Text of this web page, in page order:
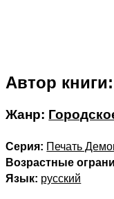
Автор книги:
Жанр:
Серия: Печать
Возрастные
Язык: русский